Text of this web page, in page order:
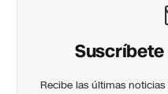
Recibe las últimas